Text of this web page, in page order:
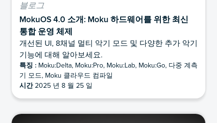
블로그
MokuOS 4.0 소개: Moku 하드웨어를 위한 최신
통합 운영 체제
개선된 UI, 8채널 멀티 악기 모드 및 다양한 추가 악기
기능에 대해 알아보세요.
특징 : Moku:Delta, Moku:Pro, Moku:Lab, Moku:Go, 다중 계측
기 모드, Moku 클라우드 컴파일
시간2025 년 8 월 25 일